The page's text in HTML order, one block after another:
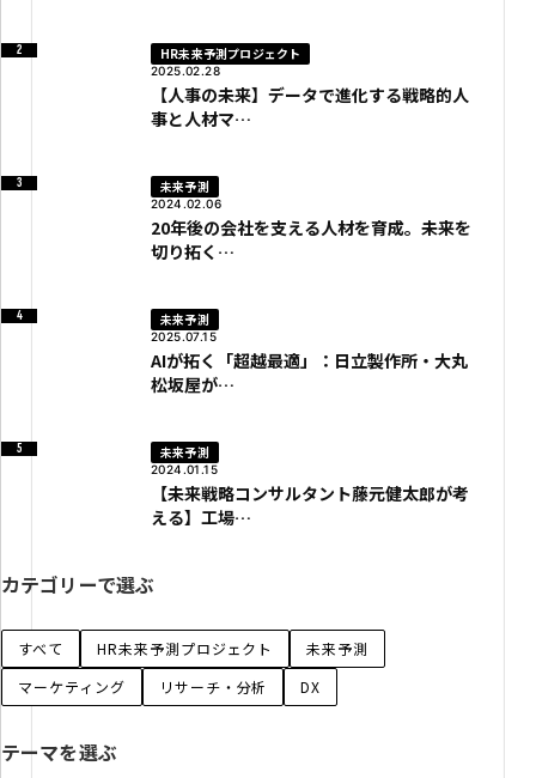
HR未来予測プロジェクト
2025.02.28
【人事の未来】データで進化する戦略的人
事と人材マ…
未来予測
2024.02.06
20年後の会社を支える人材を育成。未来を
切り拓く…
未来予測
2025.07.15
AIが拓く「超越最適」：日立製作所・大丸
松坂屋が…
未来予測
2024.01.15
【未来戦略コンサルタント藤元健太郎が考
える】工場…
カテゴリーで選ぶ
すべて HR未来予測プロジェクト
未来予測
マーケティング
リサーチ・分析 DX
テーマを選ぶ